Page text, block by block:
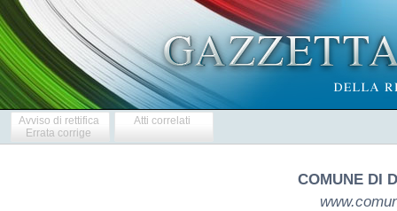
Avviso di rettifica
Errata corrige
Atti correlati
COMUNE DI